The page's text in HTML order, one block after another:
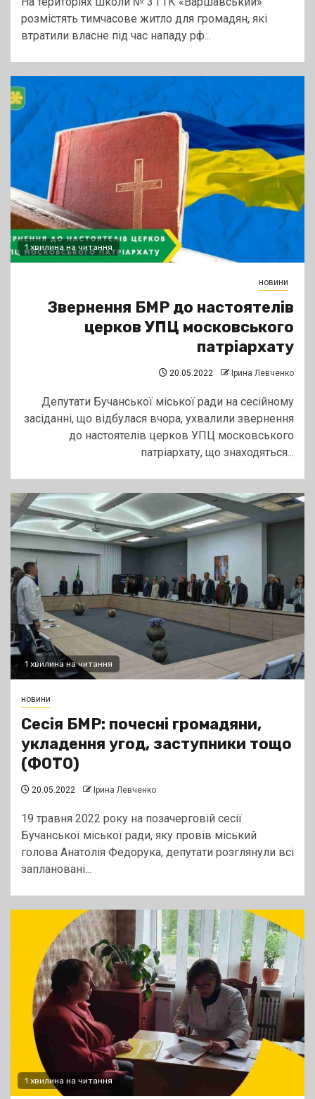
розмістять тимчасове житло для громадян, які
втратили власне під час нападу рф...
1 хвилина на читання
новини
Звернення БМР до настоятелів
церков УПЦ московського
патріархату
20.05.2022 Ірина Левченко
Депутати Бучанської міської ради на сесійному
засіданні, що відбулася вчора, ухвалили звернення
до настоятелів церков УПЦ московського
патріархату, що знаходяться...
1 хвилина на читання
новини
Сесія БМР: почесні громадяни,
укладення угод, заступники тощо
(ФОТО)
20.05.2022 Ірина Левченко
19 травня 2022 року на позачерговій сесії
Бучанської міської ради, яку провів міський
голова Анатолія Федорука, депутати розглянули всі
заплановані...
1 хвилина на читання